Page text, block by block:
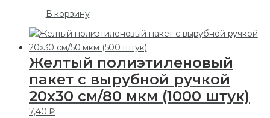
В корзину
Желтый полиэтиленовый
пакет с вырубной ручкой
20х30 см/80 мкм (1000 штук)
7,40₽